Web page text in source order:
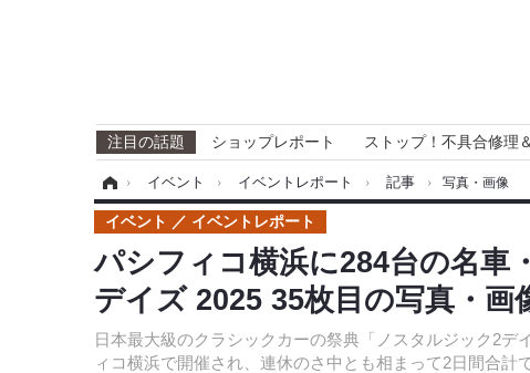
注目の話題 ショップレポート ストップ！不具合修理
› イベント › イベントレポート › 記事 › 写真・画像
パシフィコ横浜に284台の名
デイズ 2025 35枚目の写真・画
日本最大級のクラシックカーの祭典「ノスタルジック2
ィコ横浜で開催され、連休のさ中とも相まって2日間合計
イベント イベントレポート